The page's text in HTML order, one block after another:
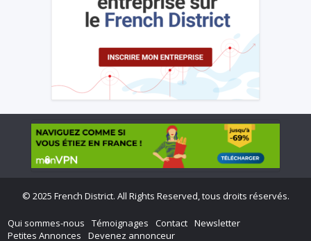
© 2025 French District. All Rights Reserved, tous droits réservés.
Qui sommes-nous Témoignages Contact Newsletter
Petites Annonces
Devenez annonceur